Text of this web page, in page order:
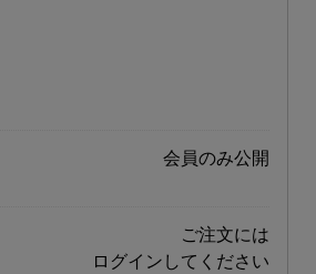
会員のみ公開
ご注文には
ログインしてください